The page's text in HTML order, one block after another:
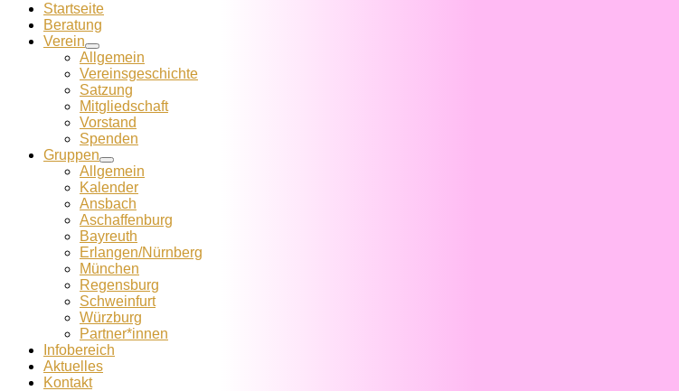
Startseite
Beratung
Verein
Allgemein
Vereins­geschichte
Satzung
Mitglied­schaft
Vorstand
Spenden
Gruppen
Allgemein
Kalender
Ansbach
Aschaffenburg
Bayreuth
Erlangen/Nürnberg
München
Regensburg
Schweinfurt
Würzburg
Partner*innen
Infobereich
Aktuelles
Kontakt